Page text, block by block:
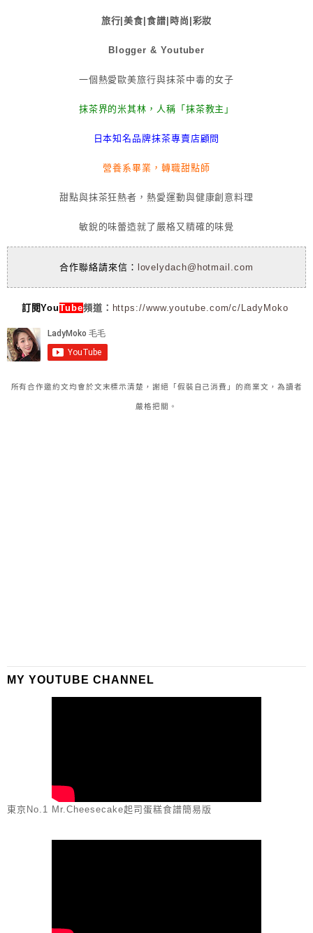
旅行|美食|食譜|時尚|彩妝
Blogger & Youtuber
一個熱愛歐美旅行與抹茶中毒的女子
抹茶界的米其林，人稱「抹茶教主」
日本知名品牌抹茶專賣店顧問
營養系畢業，轉職甜點師
甜點與抹茶狂熱者，熱愛運動與健康創意料理
敏銳的味蕾造就了嚴格又精確的味覺
合作聯絡請來信： lovelydach@hotmail.com
訂閱YouTube頻道： https://www.youtube.com/c/LadyMoko
所有合作邀約文均會於文末標示清楚，謝絕「假裝自己消費」的商業文，為讀者
嚴格把關。
MY YOUTUBE CHANNEL
東京No.1 Mr.Cheesecake起司蛋糕食譜簡易版